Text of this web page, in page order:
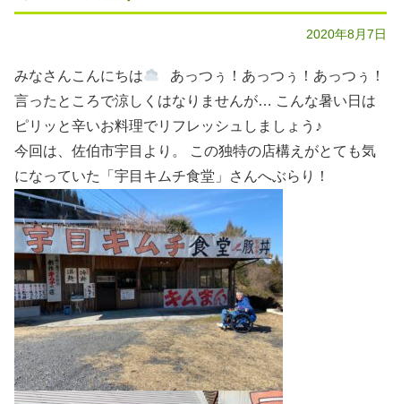
2020年8月7日
みなさんこんにちは
あっつぅ！あっつぅ！あっつぅ！
言ったところで涼しくはなりませんが… こんな暑い日は
ピリッと辛いお料理でリフレッシュしましょう♪
今回は、佐伯市宇目より。 この独特の店構えがとても気
になっていた「宇目キムチ食堂」さんへぶらり！